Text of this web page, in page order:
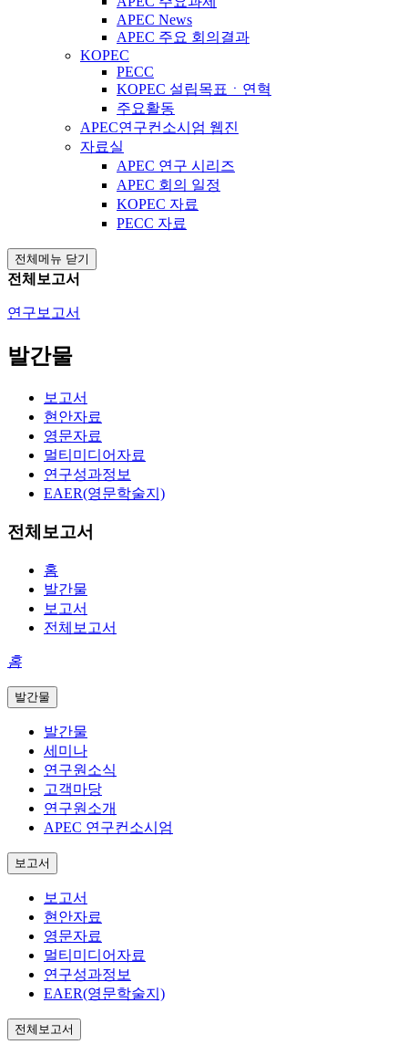
APEC News
APEC 주요 회의결과
KOPEC
PECC
KOPEC 설립목표ㆍ연혁
주요활동
APEC연구컨소시엄 웹진
자료실
APEC 연구 시리즈
APEC 회의 일정
KOPEC 자료
PECC 자료
전체메뉴 닫기
전체보고서
연구보고서
발간물
보고서
현안자료
영문자료
멀티미디어자료
연구성과정보
EAER(영문학술지)
전체보고서
홈
발간물
보고서
전체보고서
홈
발간물
발간물
세미나
연구원소식
고객마당
연구원소개
APEC 연구컨소시엄
보고서
보고서
현안자료
영문자료
멀티미디어자료
연구성과정보
EAER(영문학술지)
전체보고서